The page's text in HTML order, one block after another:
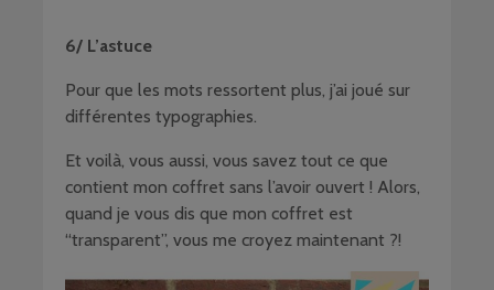
6/ L’astuce
Pour que les mots ressortent plus, j’ai joué sur
différentes typographies.
Et voilà, vous aussi, vous savez tout ce que
contient mon coffret sans l’avoir ouvert ! Alors,
quand je vous dis que mon coffret est
“transparent”, vous me croyez maintenant ?!